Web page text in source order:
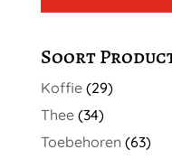
Soort
Koffie (29)
Thee (34)
Toebehoren (63)